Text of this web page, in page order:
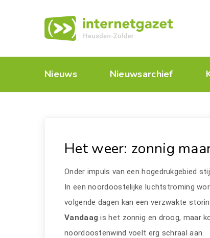
Nieuws Nieuwsarchief
Het weer: zonnig
Onder impuls van een hogedrukgebied
In een noordoostelijke luchtstroming
volgende dagen kan een verzwakte
Vandaag is het zonnig en droog, maar
noordoostenwind voelt erg schraal aan.